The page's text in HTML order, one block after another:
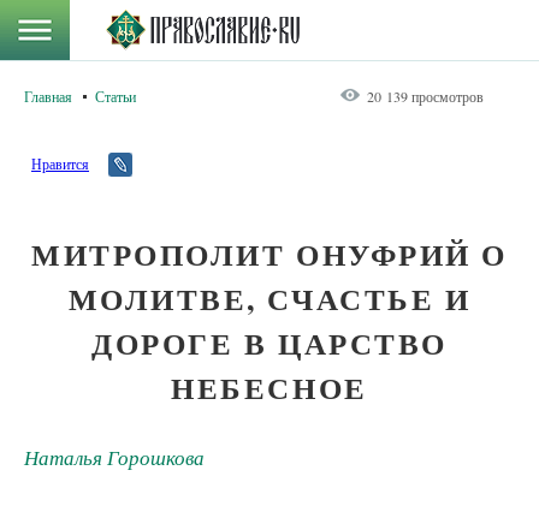
Главная Статьи 20 139 просмотров
Нравится
МИТРОПОЛИТ ОНУФРИЙ О
МОЛИТВЕ, СЧАСТЬЕ И
ДОРОГЕ В ЦАРСТВО
НЕБЕСНОЕ
Наталья Горошкова